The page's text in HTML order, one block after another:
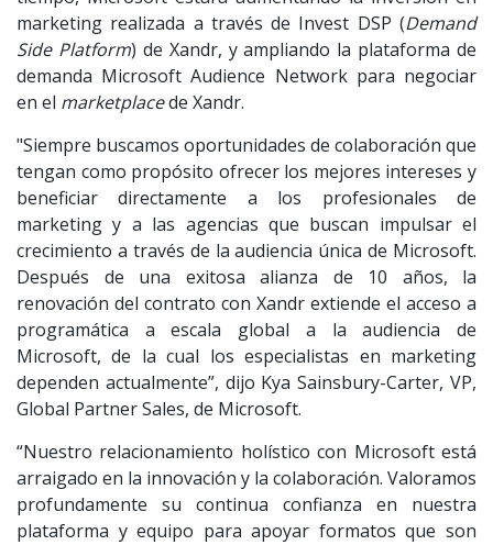
marketing realizada a través de Invest DSP (Demand
Side Platform) de Xandr, y ampliando la plataforma de
demanda Microsoft Audience Network para negociar
en el marketplacede Xandr.
"Siempre buscamos oportunidades de colaboración que
tengan como propósito ofrecer los mejores intereses y
beneficiar directamente a los profesionales de
marketing y a las agencias que buscan impulsar el
crecimiento a través de la audiencia única de Microsoft.
Después de una exitosa alianza de 10 años, la
renovación del contrato con Xandr extiende el acceso a
programática a escala global a la audiencia de
Microsoft, de la cual los especialistas en marketing
dependen actualmente”, dijo Kya Sainsbury-Carter, VP,
Global Partner Sales, de Microsoft.
“Nuestro relacionamiento holístico con Microsoft está
arraigado en la innovación y la colaboración. Valoramos
profundamente su continua confianza en nuestra
plataforma y equipo para apoyar formatos que son